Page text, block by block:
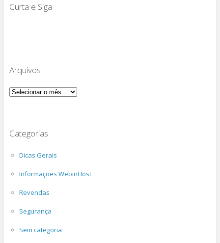
Curta e Siga
Arquivos
Arquivos
Categorias
Dicas Gerais
Informações WebinHost
Revendas
Segurança
Sem categoria